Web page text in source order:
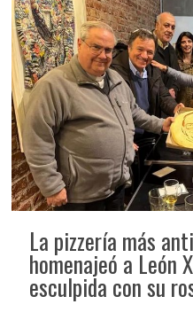
La pizzería más
homenajeó a León
esculpida con su